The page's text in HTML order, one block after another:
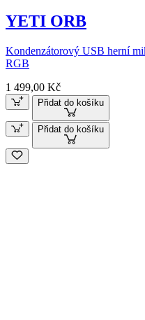
YETI ORB
Kondenzátorový USB herní
RGB
1 499,00 Kč
Přidat do košíku
Přidat do košíku